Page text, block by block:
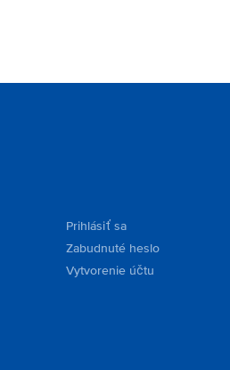
Prihlásiť sa
Zabudnuté heslo
Vytvorenie účtu